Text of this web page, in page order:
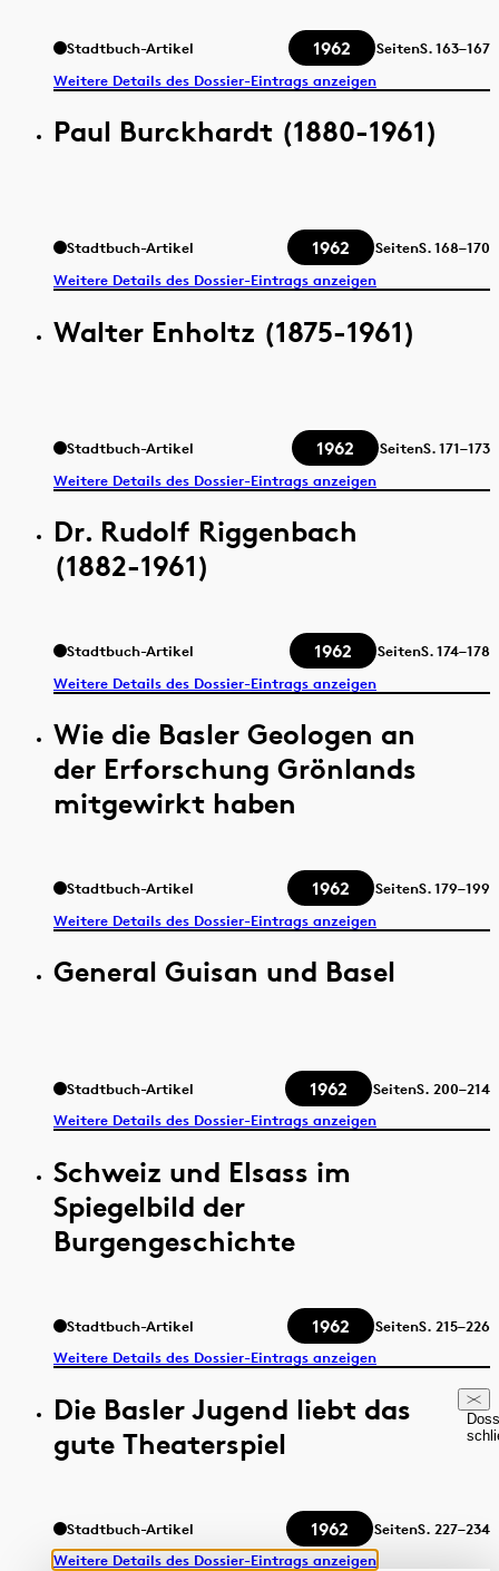
Stadtbuch-Artikel 1962 SeitenS.163–167
Weitere Details des Dossier-Eintrags anzeigen
Paul Burckhardt (1880-1961)
Stadtbuch-Artikel 1962 SeitenS.168–170
Weitere Details des Dossier-Eintrags anzeigen
Walter Enholtz (1875-1961)
Stadtbuch-Artikel 1962 SeitenS.171–173
Weitere Details des Dossier-Eintrags anzeigen
Dr. Rudolf Riggenbach
(1882-1961)
Stadtbuch-Artikel 1962 SeitenS.174–178
Weitere Details des Dossier-Eintrags anzeigen
Wie die Basler Geologen an
der Erforschung Grönlands
mitgewirkt haben
Stadtbuch-Artikel 1962 SeitenS.179–199
Weitere Details des Dossier-Eintrags anzeigen
General Guisan und Basel
Stadtbuch-Artikel 1962 SeitenS. 200–214
Weitere Details des Dossier-Eintrags anzeigen
Schweiz und Elsass im
Spiegelbild der
Burgengeschichte
Stadtbuch-Artikel 1962 SeitenS. 215–226
Weitere Details des Dossier-Eintrags anzeigen
Die Basler Jugend liebt das
gute Theaterspiel
Stadtbuch-Artikel 1962 SeitenS. 227–234
Weitere Details des Dossier-Eintrags anzeigen